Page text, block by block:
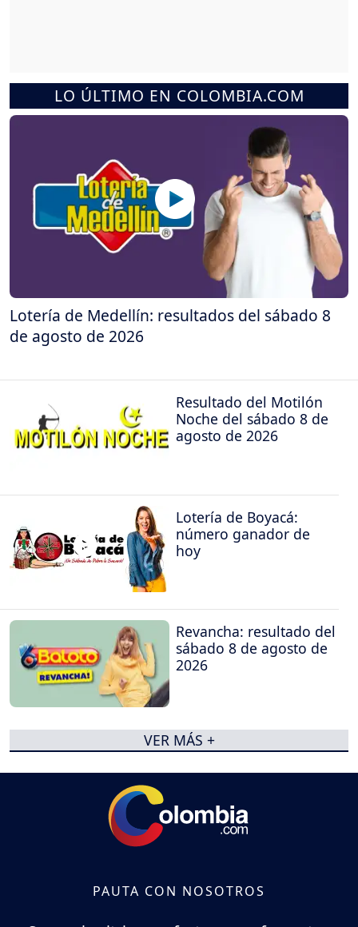
LO ÚLTIMO EN COLOMBIA.COM
Lotería de Medellín: resultados del sábado 8
de agosto de 2026
Resultado del Motilón
Noche del sábado 8 de
agosto de 2026
Lotería de Boyacá:
número ganador de
hoy
Revancha: resultado del
sábado 8 de agosto de
2026
VER MÁS +
PAUTA CON NOSOTROS